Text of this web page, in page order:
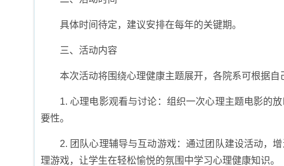
具体时间待定，建议安排在每年的关键期。
三、活动内容
本次活动将围绕心理健康主题展开，各院系可根据
1. 心理电影观看与讨论：组织一次心理主题电影的
要性。
2. 团队心理辅导与互动游戏：通过团队建设活动，
理游戏，让学生在轻松愉悦的氛围中学习心理健康知识。